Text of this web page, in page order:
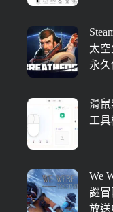
太
永
滑
工
We
謎冒
放送